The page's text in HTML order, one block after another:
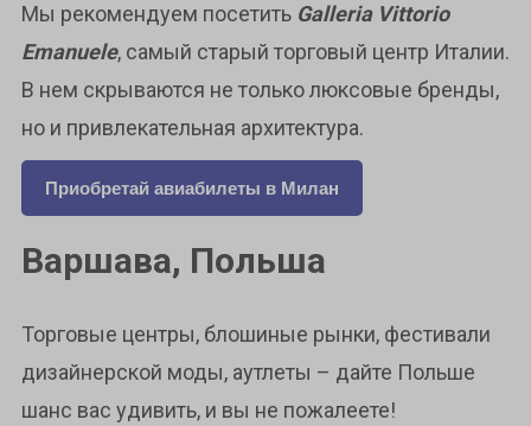
Мы рекомендуем посетить Galleria Vittorio
Emanuele, самый старый торговый центр Италии.
В нем скрываются не только люксовые бренды,
но и привлекательная архитектура.
Приобретай авиабилеты в Милан
Варшава, Польша
Торговые центры, блошиные рынки, фестивали
дизайнерской моды, аутлеты – дайте Польше
шанс вас удивить, и вы не пожалеете!